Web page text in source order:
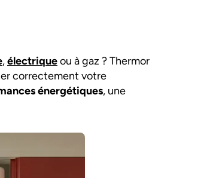
,électriqueou à gaz ? Thermor
correctement votre
énergétiques, une